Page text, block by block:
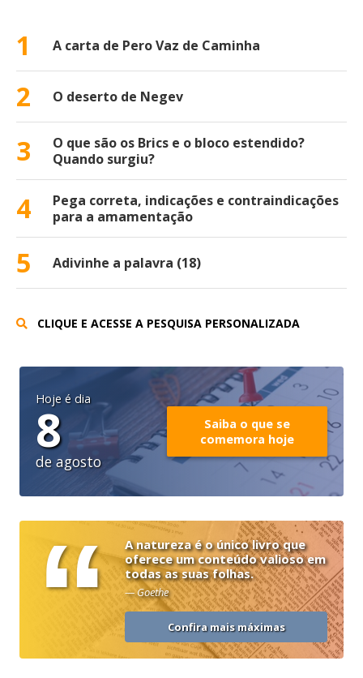
1 A carta de Pero Vaz de Caminha
2 O deserto de Negev
3
O que são os Brics e o bloco estendido?
Quando surgiu?
4
Pega correta, indicações e contraindicações
para a amamentação
5 Adivinhe a palavra (18)
CLIQUE E ACESSE A PESQUISA PERSONALIZADA
Hoje é dia
8
de agosto
Saiba o que se
comemora hoje
“
A natureza é o único livro que
oferece um conteúdo valioso em
todas as suas folhas.
— Goethe
Confira mais máximas